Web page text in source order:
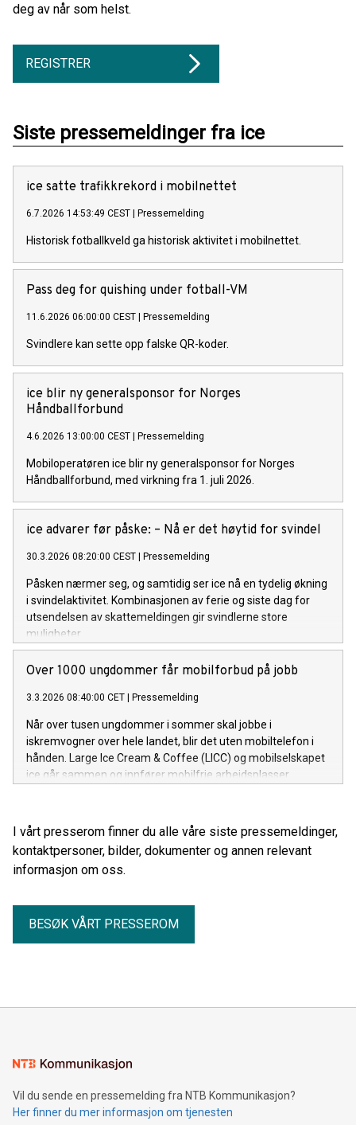
deg av når som helst.
REGISTRER
Siste pressemeldinger fra ice
ice satte trafikkrekord i mobilnettet
6.7.2026 14:53:49 CEST | Pressemelding
Historisk fotballkveld ga historisk aktivitet i mobilnettet.
Pass deg for quishing under fotball-VM
11.6.2026 06:00:00 CEST | Pressemelding
Svindlere kan sette opp falske QR-koder.
ice blir ny generalsponsor for Norges
Håndballforbund
4.6.2026 13:00:00 CEST | Pressemelding
Mobiloperatøren ice blir ny generalsponsor for Norges
Håndballforbund, med virkning fra 1. juli 2026.
ice advarer før påske: – Nå er det høytid for svindel
30.3.2026 08:20:00 CEST | Pressemelding
Påsken nærmer seg, og samtidig ser ice nå en tydelig økning
i svindelaktivitet. Kombinasjonen av ferie og siste dag for
utsendelsen av skattemeldingen gir svindlerne store
muligheter.
Over 1000 ungdommer får mobilforbud på jobb
3.3.2026 08:40:00 CET | Pressemelding
Når over tusen ungdommer i sommer skal jobbe i
iskremvogner over hele landet, blir det uten mobiltelefon i
hånden. Large Ice Cream & Coffee (LICC) og mobilselskapet
ice går sammen og innfører mobilfrie arbeidsplasser.
I vårt presserom finner du alle våre siste pressemeldinger,
kontaktpersoner, bilder, dokumenter og annen relevant
informasjon om oss.
BESØK VÅRT PRESSEROM
Vil du sende en pressemelding fra NTB Kommunikasjon?
Her finner du mer informasjon om tjenesten